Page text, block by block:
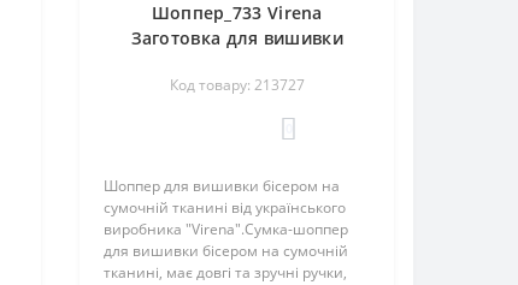
Шоппер_733 Virena
Заготовка для вишивки
Осень - книжка і будиночок
39х32,5 см (сумочна тканина)
Код товару: 213727
Шоппер для вишивки бісером на
сумочній тканині від українського
виробника "Virena".Сумка-шоппер
для вишивки бісером на сумочній
тканині, має довгі та зручні ручки,